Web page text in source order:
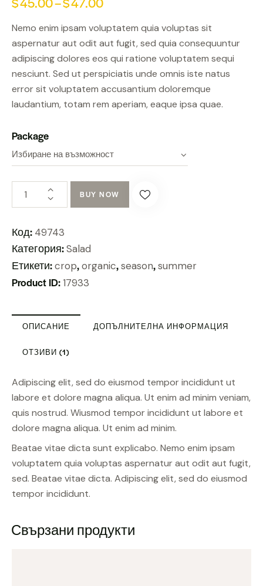
5.00 от
на
елски
Nemo enim ipsam voluptatem quia voluptas sit
aspernatur aut odit aut fugit, sed quia consequuntur
adipiscing dolores eos qui ratione voluptatem sequi
nesciunt. Sed ut perspiciatis unde omnis iste natus
error sit voluptatem accusantium doloremque
laudantium, totam rem aperiam, eaque ipsa quae.
Package
BUY NOW
Код: 49743
Категория:Salad
Етикети:crop,organic,season,summer
Product ID:17933
ОПИСАНИЕ ДОПЪЛНИТЕЛНА ИНФОРМАЦИЯ
ОТЗИВИ (1)
Adipiscing elit, sed do eiusmod tempor incididunt ut
labore et dolore magna aliqua. Ut enim ad minim veniam,
quis nostrud. Wiusmod tempor incididunt ut labore et
dolore magna aliqua. Ut enim ad minim.
Beatae vitae dicta sunt explicabo. Nemo enim ipsam
voluptatem quia voluptas aspernatur aut odit aut fugit,
sed. Beatae vitae dicta. Adipiscing elit, sed do eiusmod
tempor incididunt.
Свързани продукти